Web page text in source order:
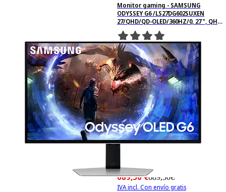
Ficha técnica
Monitor gaming - SAMSUNG
ODYSSEY G6 /LS27DG602SUXEN
27/QHD/QD-OLED/360HZ/0, 27 ", QHD,
0,03 ms, 360 Hz, Silver
9Basado en 9 valoraciones
766,11 €766,11€
689,50 €689,50€
IVA incl. Con envío gratis